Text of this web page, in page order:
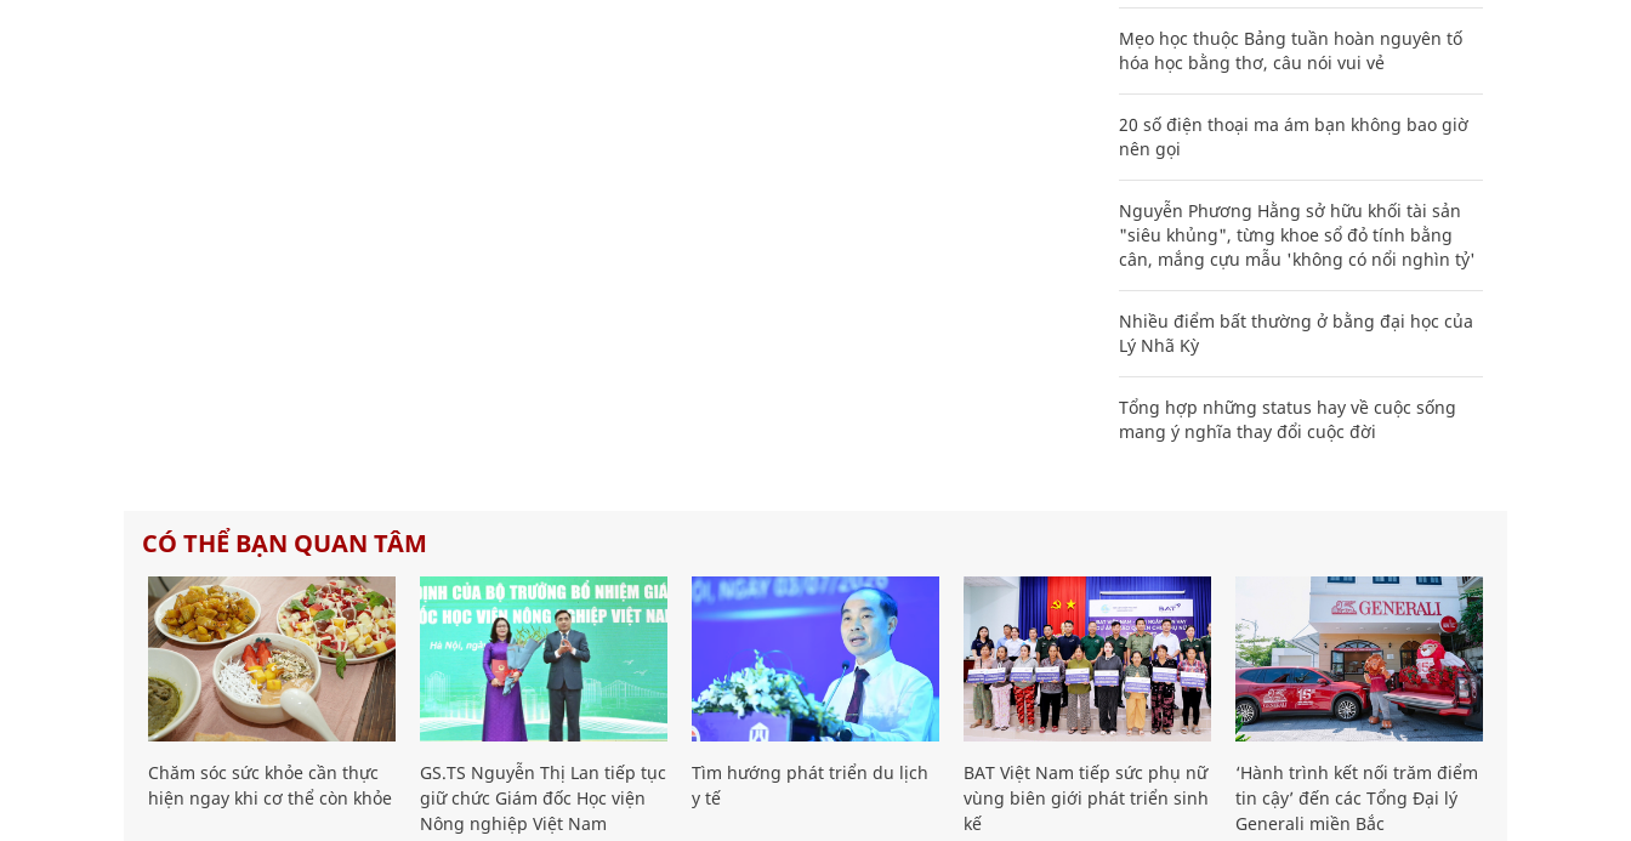
Mẹo học thuộc Bảng tuần hoàn nguyên tố
hóa học bằng thơ, câu nói vui vẻ
20 số điện thoại ma ám bạn không bao giờ
nên gọi
Nguyễn Phương Hằng sở hữu khối tài sản
"siêu khủng", từng khoe sổ đỏ tính bằng
cân, mắng cựu mẫu 'không có nổi nghìn tỷ'
Nhiều điểm bất thường ở bằng đại học của
Lý Nhã Kỳ
Tổng hợp những status hay về cuộc sống
mang ý nghĩa thay đổi cuộc đời
CÓ THỂ BẠN QUAN TÂM
Chăm sóc sức khỏe cần thực
hiện ngay khi cơ thể còn khỏe
GS.TS Nguyễn Thị Lan tiếp tục
giữ chức Giám đốc Học viện
Nông nghiệp Việt Nam
Tìm hướng phát triển du lịch
y tế
BAT Việt Nam tiếp sức phụ nữ
vùng biên giới phát triển sinh
kế
‘Hành trình kết nối trăm điểm
tin cậy’ đến các Tổng Đại lý
Generali miền Bắc